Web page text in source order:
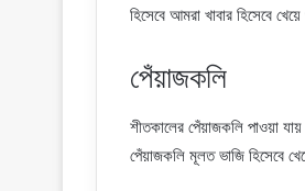
হিসেবে আমরা খাবার হিসেবে
পেঁয়াজকলি
শীতকালের পেঁয়াজকলি পাওয়া
পেঁয়াজকলি মূলত ভাজি হিসেবে